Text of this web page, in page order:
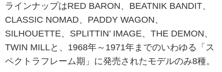
ラインナップはRED BARON、BEATNIK BANDIT、
CLASSIC NOMAD、PADDY WAGON、
SILHOUETTE、SPLITTIN’ IMAGE、THE DEMON、
TWIN MILLと、1968年～1971年までのいわゆる「ス
ペクトラフレーム期」に発売されたモデルのみ8種。